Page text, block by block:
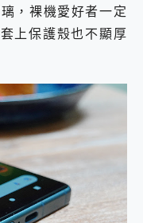
，裸機愛好者一定
上保護殼也不顯厚